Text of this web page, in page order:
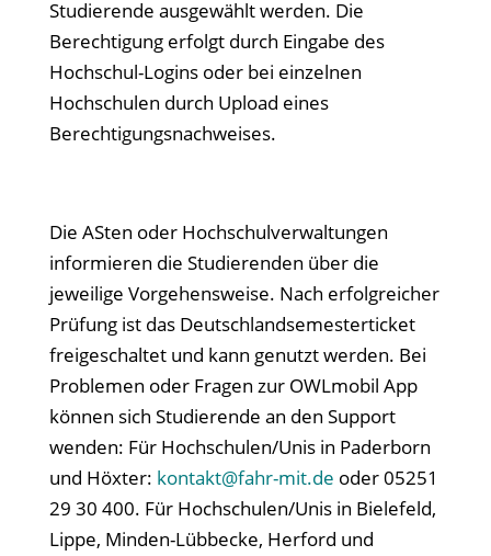
Studierende ausgewählt werden. Die
Berechtigung erfolgt durch Eingabe des
Hochschul-Logins oder bei einzelnen
Hochschulen durch Upload eines
Berechtigungsnachweises.
Die ASten oder Hochschulverwaltungen
informieren die Studierenden über die
jeweilige Vorgehensweise. Nach erfolgreicher
Prüfung ist das Deutschlandsemesterticket
freigeschaltet und kann genutzt werden. Bei
Problemen oder Fragen zur OWLmobil App
können sich Studierende an den Support
wenden: Für Hochschulen/Unis in Paderborn
und Höxter: kontakt@fahr-mit.de oder 05251
29 30 400. Für Hochschulen/Unis in Bielefeld,
Lippe, Minden-Lübbecke, Herford und